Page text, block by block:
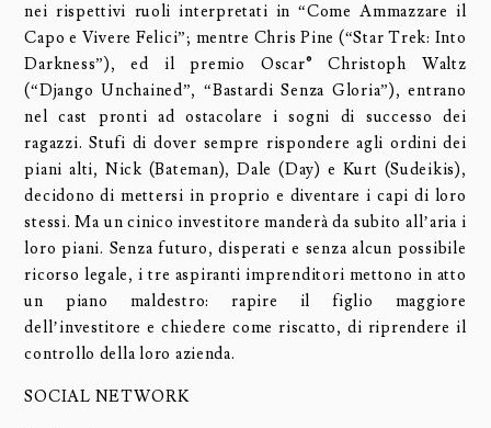
nei rispettivi ruoli interpretati in “Come Ammazzare il
Capo e Vivere Felici”; mentre Chris Pine (“Star Trek: Into
Darkness”), ed il premio Oscar® Christoph Waltz
(“Django Unchained”, “Bastardi Senza Gloria”), entrano
nel cast pronti ad ostacolare i sogni di successo dei
ragazzi. Stufi di dover sempre rispondere agli ordini dei
piani alti, Nick (Bateman), Dale (Day) e Kurt (Sudeikis),
decidono di mettersi in proprio e diventare i capi di loro
stessi. Ma un cinico investitore manderà da subito all’aria i
loro piani. Senza futuro, disperati e senza alcun possibile
ricorso legale, i tre aspiranti imprenditori mettono in atto
un piano maldestro: rapire il figlio maggiore
dell’investitore e chiedere come riscatto, di riprendere il
controllo della loro azienda.
SOCIAL NETWORK